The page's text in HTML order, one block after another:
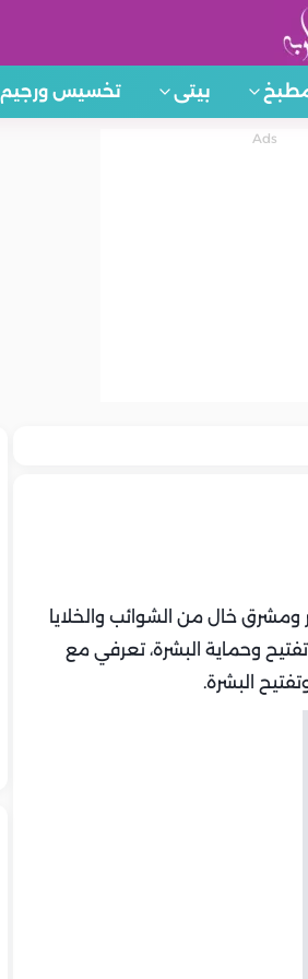
بيتى تخسيس ورجيم
خال من الشوائب والخلايا
وحماية البشرة، تعرفي مع
البشرة.